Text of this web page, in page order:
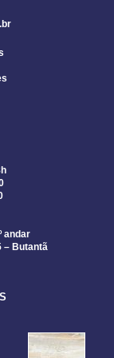
andar
– Butantã